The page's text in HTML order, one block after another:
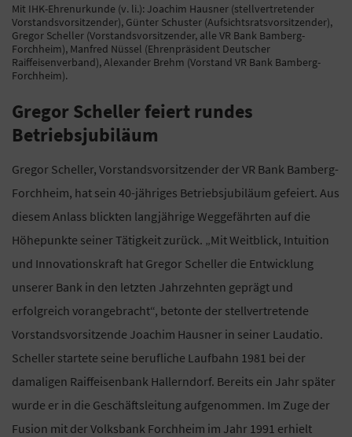
Mit IHK-Ehrenurkunde (v. li.): Joachim Hausner (stellvertretender
Vorstandsvorsitzender), Günter Schuster (Aufsichtsratsvorsitzender),
Gregor Scheller (Vorstandsvorsitzender, alle VR Bank Bamberg-
Forchheim), Manfred Nüssel (Ehrenpräsident Deutscher
Raiffeisenverband), Alexander Brehm (Vorstand VR Bank Bamberg-
Forchheim).
Gregor Scheller feiert rundes
Betriebsjubiläum
Gregor Scheller, Vorstandsvorsitzender der VR Bank Bamberg-
Forchheim, hat sein 40-jähriges Betriebsjubiläum gefeiert. Aus
diesem Anlass blickten langjährige Weggefährten auf die
Höhepunkte seiner Tätigkeit zurück. „Mit Weitblick, Intuition
und Innovationskraft hat Gregor Scheller die Entwicklung
unserer Bank in den letzten Jahrzehnten geprägt und
erfolgreich vorangebracht“, betonte der stellvertretende
Vorstandsvorsitzende Joachim Hausner in seiner Laudatio.
Scheller startete seine berufliche Laufbahn 1981 bei der
damaligen Raiffeisenbank Hallerndorf. Bereits ein Jahr später
wurde er in die Geschäftsleitung aufgenommen. Im Zuge der
Fusion mit der Volksbank Forchheim im Jahr 1991 erhielt